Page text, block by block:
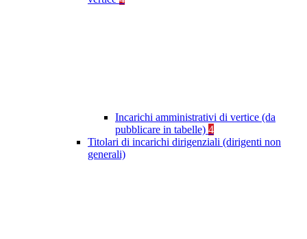
Incarichi amministrativi di vertice (da
pubblicare in tabelle) 4
Titolari di incarichi dirigenziali (dirigenti non
generali)